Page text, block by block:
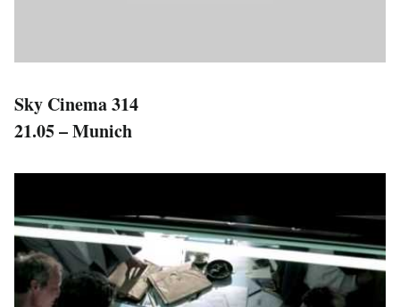
Sky Cinema 314
21.05 – Munich